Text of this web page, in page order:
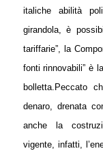
italiche abilità
girandola, è
tariffarie”, la
fonti rinnovabili” è
bolletta. Peccato
denaro, drenata
anche la
vigente, infatti,